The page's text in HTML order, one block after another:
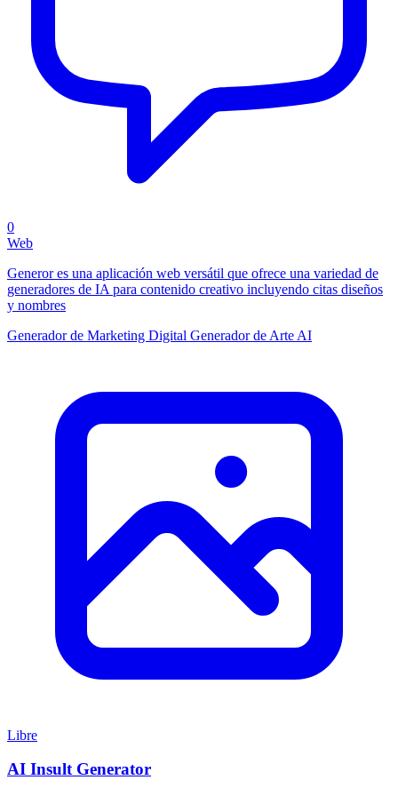
0
Web
Generor es una aplicación web versátil que ofrece una variedad de
generadores de IA para contenido creativo incluyendo citas diseños
y nombres
Generador de Marketing Digital Generador de Arte AI
Libre
AI Insult Generator